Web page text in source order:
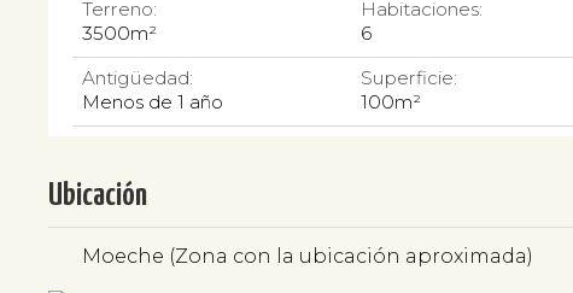
Terreno:
3500m²
Habitaciones:
6
Antigüedad:
Menos de 1 año
Superficie:
100m²
Ubicación
Moeche (Zona con la ubicación aproximada)